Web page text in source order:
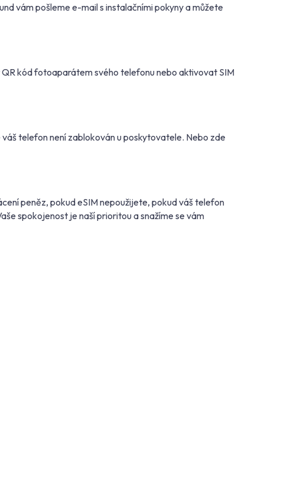
vám pošleme e-mail s instalačními pokyny a můžete
kód fotoaparátem svého telefonu nebo aktivovat SIM
telefon není zablokován u poskytovatele. Nebo zde
peněz, pokud eSIM nepoužijete, pokud váš telefon
spokojenost je naší prioritou a snažíme se vám